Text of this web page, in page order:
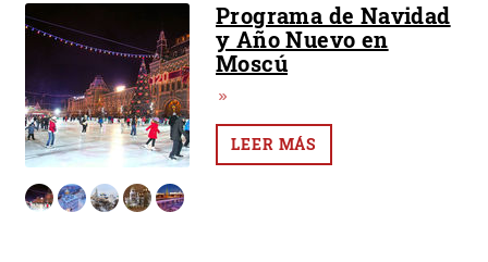
Programa de Navidad
y Año Nuevo en
Moscú
LEER MÁS